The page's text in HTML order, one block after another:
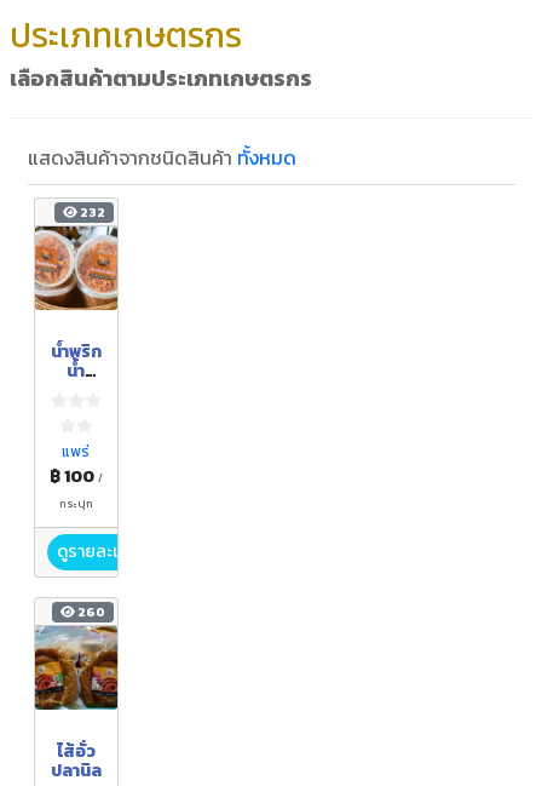
ประเภทเกษตรกร
เลือกสินค้าตามประเภทเกษตรกร
แสดงสินค้าจากชนิดสินค้า ทั้งหมด
232
น้ำพริก
น้ำ
แพร่
฿ 100 /
กระปุก
ดูรายละเอียด
260
ไส้อั่ว
ปลานิล